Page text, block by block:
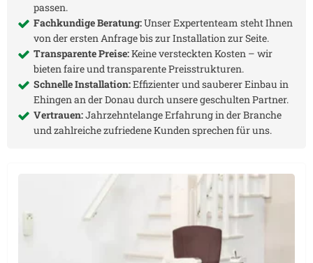
passen.
Fachkundige Beratung:Unser Expertenteam steht Ihnen
von der ersten Anfrage bis zur Installation zur Seite.
Transparente Preise:Keine versteckten Kosten – wir
bieten faire und transparente Preisstrukturen.
Schnelle Installation:Effizienter und sauberer Einbau in
Ehingen an der Donau durch unsere geschulten Partner.
Vertrauen:Jahrzehntelange Erfahrung in der Branche
und zahlreiche zufriedene Kunden sprechen für uns.